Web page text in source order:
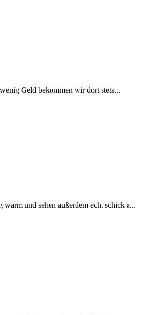
Geld bekommen wir dort stets...
und sehen außerdem echt schick a...